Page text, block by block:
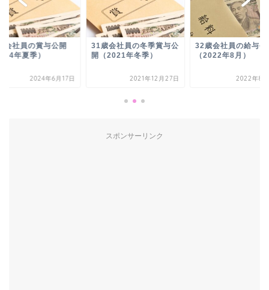
会社員の賞与公開
年夏季）
2024年6月17日
31歳会社員の冬季賞与公
開（2021年冬季）
2021年12月27日
32歳会社員の給与公
（2022年8月）
2022年8
スポンサーリンク